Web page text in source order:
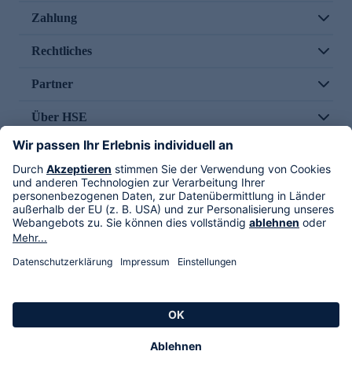
Zahlung
Rechtliches
Partner
Über HSE
Im TV
HSE International